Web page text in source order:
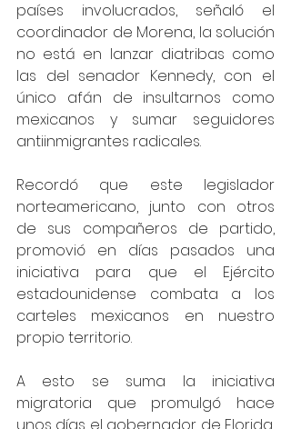
países involucrados, señaló el
coordinador de Morena, la solución
no está en lanzar diatribas como
las del senador Kennedy, con el
único afán de insultarnos como
mexicanos y sumar seguidores
antiinmigrantes radicales.
Recordó que este legislador
norteamericano, junto con otros
de sus compañeros de partido,
promovió en días pasados una
iniciativa para que el Ejército
estadounidense combata a los
carteles mexicanos en nuestro
propio territorio.
A esto se suma la iniciativa
migratoria que promulgó hace